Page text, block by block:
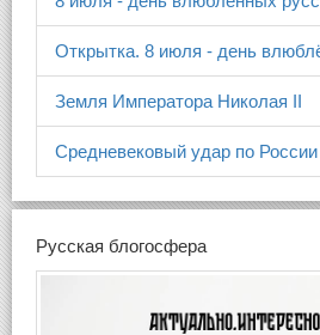
Открытка. 8 июля - день
Земля Императора Николая II
Средневековый удар по России
Русская блогосфера